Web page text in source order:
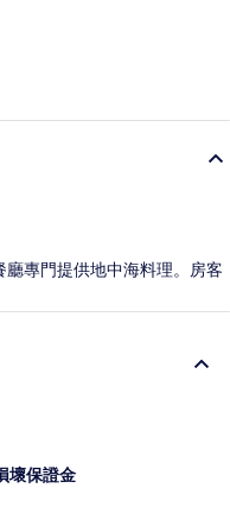
廳專門提供地中海料理。房客
壞保證金